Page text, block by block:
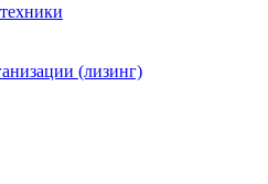
(лизинг)